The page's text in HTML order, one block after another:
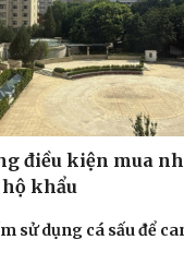
điều kiện mua
khẩu
sử dụng cá sấu để